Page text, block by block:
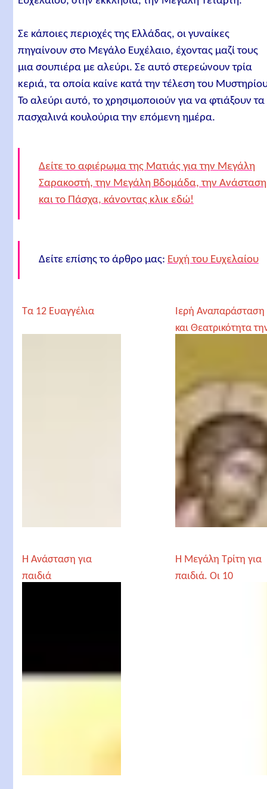
Σε κάποιες περιοχές της Ελλάδας, οι γυναίκες
πηγαίνουν στο Μεγάλο Ευχέλαιο, έχοντας μαζί τους
μια σουπιέρα με αλεύρι. Σε αυτό στερεώνουν τρία
κεριά, τα οποία καίνε κατά την τέλεση του
Το αλεύρι αυτό, το χρησιμοποιούν για να φτιάξουν τα
πασχαλινά κουλούρια την επόμενη ημέρα.
Δείτε το αφιέρωμα της Ματιάς για την Μεγάλη
Σαρακοστή, την Μεγάλη Βδομάδα, την Ανάσταση
και το Πάσχα, κάνοντας κλικ εδώ!
Δείτε επίσης το άρθρο μας: Ευχή του Ευχελαίου
Τα 12 Ευαγγέλια
Ιερή Αναπαράσταση
και Θεατρικότητα
Η Ανάσταση για
παιδιά
Η Μεγάλη Τρίτη για
παιδιά. Οι 10